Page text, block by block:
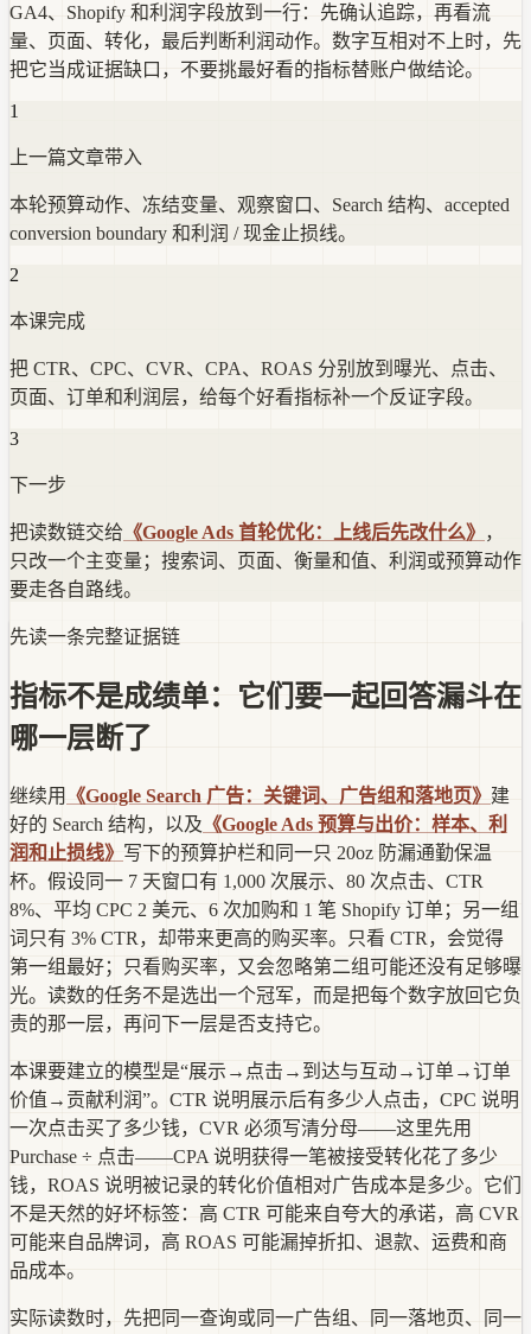
GA4、Shopify 和利润字段放到一行：先确认追踪，再看流
量、页面、转化，最后判断利润动作。数字互相对不上时，先
把它当成证据缺口，不要挑最好看的指标替账户做结论。
1
上一篇文章带入
本轮预算动作、冻结变量、观察窗口、Search 结构、accepted
conversion boundary 和利润 / 现金止损线。
2
本课完成
把 CTR、CPC、CVR、CPA、ROAS 分别放到曝光、点击、
页面、订单和利润层，给每个好看指标补一个反证字段。
3
下一步
把读数链交给 《Google Ads 首轮优化：上线后先改什么》 ，
只改一个主变量；搜索词、页面、衡量和值、利润或预算动作
要走各自路线。
先读一条完整证据链
指标不是成绩单：它们要一起回答漏斗在
哪一层断了
继续用 《Google Search 广告：关键词、广告组和落地页》 建
好的 Search 结构，以及 《Google Ads 预算与出价：样本、利
润和止损线》 写下的预算护栏和同一只 20oz 防漏通勤保温
杯。假设同一 7 天窗口有 1,000 次展示、80 次点击、CTR
8%、平均 CPC 2 美元、6 次加购和 1 笔 Shopify 订单；另一组
词只有 3% CTR，却带来更高的购买率。只看 CTR，会觉得
第一组最好；只看购买率，又会忽略第二组可能还没有足够曝
光。读数的任务不是选出一个冠军，而是把每个数字放回它负
责的那一层，再问下一层是否支持它。
本课要建立的模型是“展示→点击→到达与互动→订单→订单
价值→贡献利润”。CTR 说明展示后有多少人点击，CPC 说明
一次点击买了多少钱，CVR 必须写清分母——这里先用
Purchase ÷ 点击——CPA 说明获得一笔被接受转化花了多少
钱，ROAS 说明被记录的转化价值相对广告成本是多少。它们
不是天然的好坏标签：高 CTR 可能来自夸大的承诺，高 CVR
可能来自品牌词，高 ROAS 可能漏掉折扣、退款、运费和商
品成本。
实际读数时，先把同一查询或同一广告组、同一落地页、同一